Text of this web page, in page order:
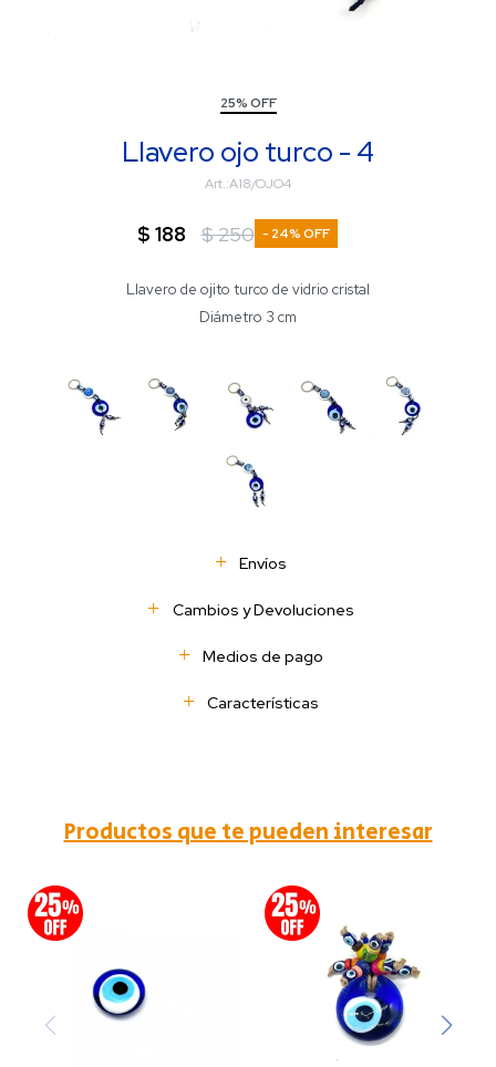
25% OFF
Llavero ojo turco - 4
A18/OJO4
$ 188 $250 24
Llavero de ojito turco de vidrio cristal
Diámetro 3 cm
Envíos
Cambios y Devoluciones
Medios de pago
Características
Productos que te pueden interesar